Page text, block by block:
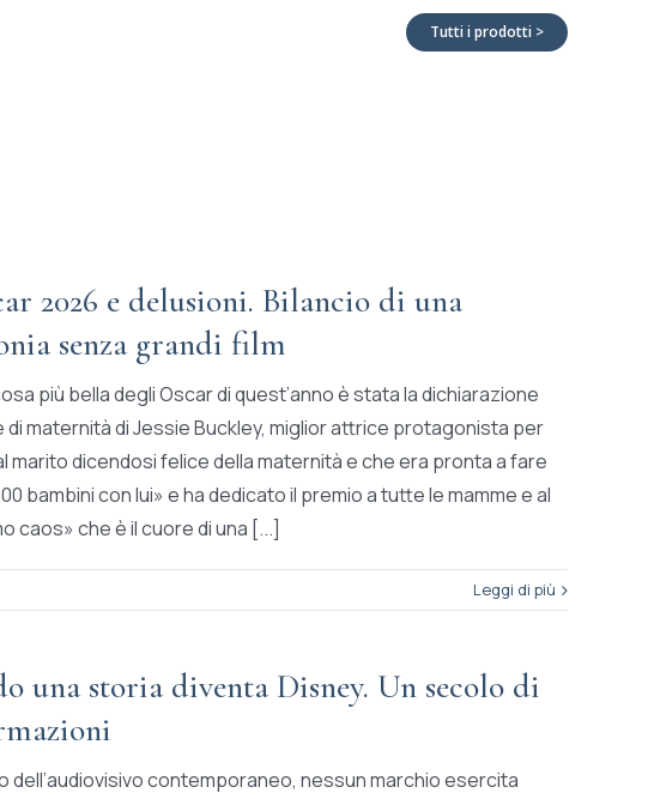
Tutti i prodotti >
2026 e delusioni. Bilancio di una
senza grandi film
più bella degli Oscar di quest’anno è stata la dichiarazione
di maternità di Jessie Buckley, miglior attrice protagonista per
marito dicendosi felice della maternità e che era pronta a fare
bambini con lui» e ha dedicato il premio a tutte le mamme e al
caos» che è il cuore di una [...]
Leggi di più
una storia diventa Disney. Un secolo di
dell’audiovisivo contemporaneo, nessun marchio esercita